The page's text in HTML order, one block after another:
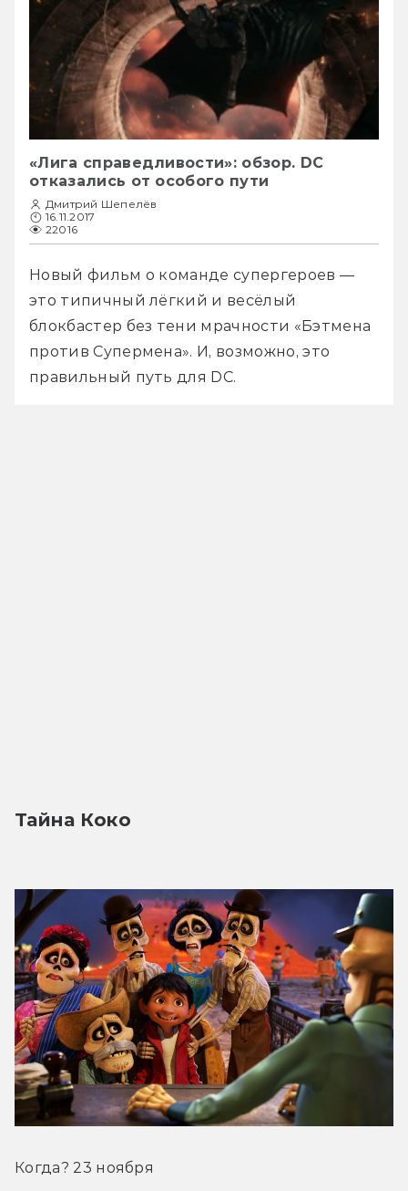
«Лига справедливости»: обзор. DC
отказались от особого пути
Дмитрий Шепелёв
16.11.2017
22016
Новый фильм о команде супергероев —
это типичный лёгкий и весёлый
блокбастер без тени мрачности «Бэтмена
против Супермена». И, возможно, это
правильный путь для DC.
Тайна Коко
Когда? 23 ноября